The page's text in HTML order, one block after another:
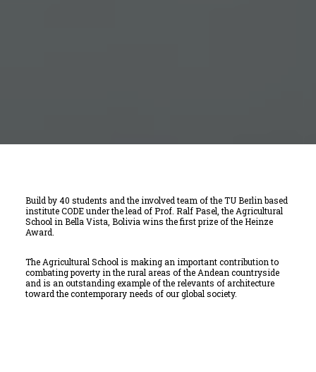
Build by 40 students and the involved team of the TU Berlin based
institute CODE under the lead of Prof. Ralf Pasel, the Agricultural
School in Bella Vista, Bolivia wins the first prize of the Heinze
Award.
The Agricultural School is making an important contribution to
combating poverty in the rural areas of the Andean countryside
and is an outstanding example of the relevants of architecture
toward the contemporary needs of our global society.